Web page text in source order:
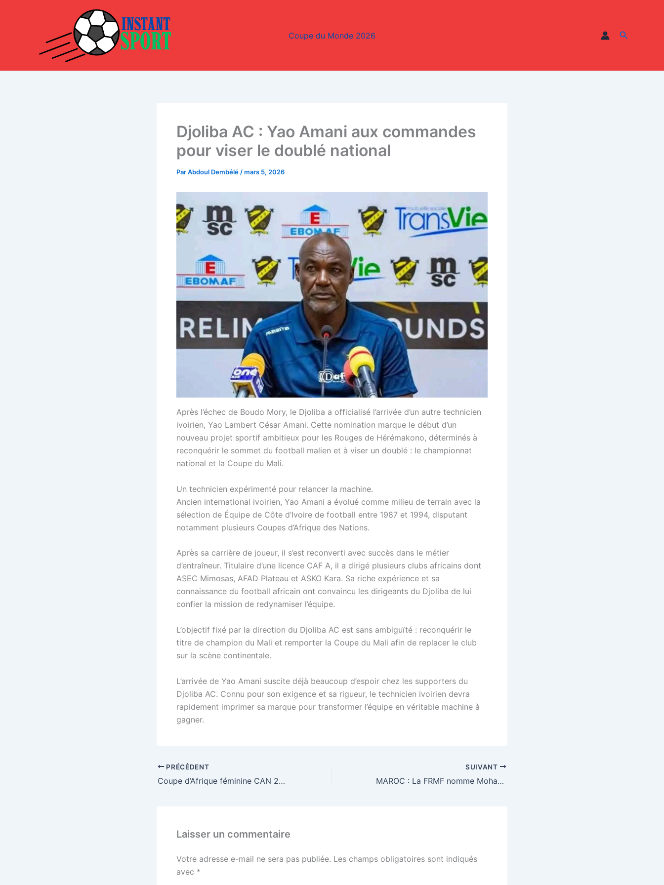
Coupe du Monde 2026
Djoliba AC : Yao Amani aux commandes
pour viser le doublé national
ParAbdoul Dembélé /mars 5, 2026
Après l’échec de Boudo Mory, le Djoliba a officialisé l’arrivée d’un autre technicien
ivoirien, Yao Lambert César Amani. Cette nomination marque le début d’un
nouveau projet sportif ambitieux pour les Rouges de Hérémakono, déterminés à
reconquérir le sommet du football malien et à viser un doublé : le championnat
national et la Coupe du Mali.
Un technicien expérimenté pour relancer la machine.
Ancien international ivoirien, Yao Amani a évolué comme milieu de terrain avec la
sélection de Équipe de Côte d’Ivoire de football entre 1987 et 1994, disputant
notamment plusieurs Coupes d’Afrique des Nations.
Après sa carrière de joueur, il s’est reconverti avec succès dans le métier
d’entraîneur. Titulaire d’une licence CAF A, il a dirigé plusieurs clubs africains dont
ASEC Mimosas, AFAD Plateau et ASKO Kara. Sa riche expérience et sa
connaissance du football africain ont convaincu les dirigeants du Djoliba de lui
confier la mission de redynamiser l’équipe.
L’objectif fixé par la direction du Djoliba AC est sans ambiguïté : reconquérir le
titre de champion du Mali et remporter la Coupe du Mali afin de replacer le club
sur la scène continentale.
L’arrivée de Yao Amani suscite déjà beaucoup d’espoir chez les supporters du
Djoliba AC. Connu pour son exigence et sa rigueur, le technicien ivoirien devra
rapidement imprimer sa marque pour transformer l’équipe en véritable machine à
gagner.
PRÉCÉDENT
Coupe d’Afrique féminine CAN 2026 : La compétition reportée du 25 juillet au 16 août 2026
SUIVANT
MAROC : La FRMF nomme Mohamed Ouahbi sélectionneur de l’Équipen Nationale A et renforce son encadrement de performance dans le cadre de sa feuille de route « Maroc 2030 »
Laisser un commentaire
Votre adresse e-mail ne sera pas publiée. Les champs obligatoires sont indiqués
avec *